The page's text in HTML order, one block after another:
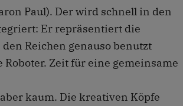
Paul). Der wird schnell in den
Er repräsentiert die
Reichen genauso benutzt
Roboter. Zeit für eine gemeinsame
kaum. Die kreativen Köpfe